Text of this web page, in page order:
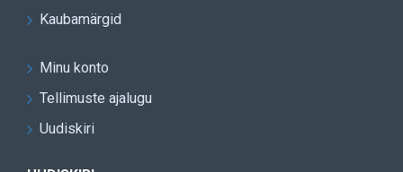
Kaubamärgid
Minu konto
Tellimuste ajalugu
Uudiskiri